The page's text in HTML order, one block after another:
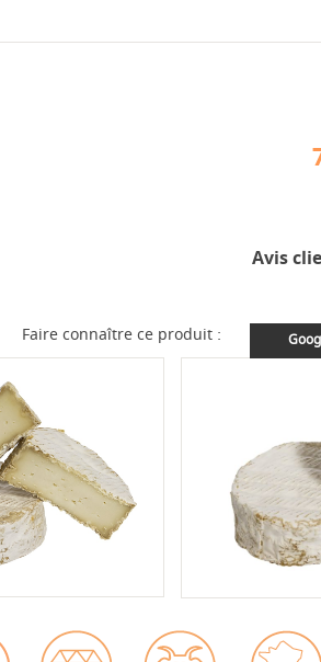
Avis
Faire connaître ce produit :